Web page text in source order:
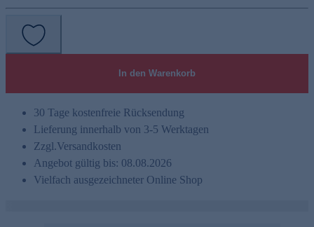
In den Warenkorb
30 Tage kostenfreie Rücksendung
Lieferung innerhalb von 3-5 Werktagen
Zzgl.Versandkosten
Angebot gültig bis: 08.08.2026
Vielfach ausgezeichneter Online Shop